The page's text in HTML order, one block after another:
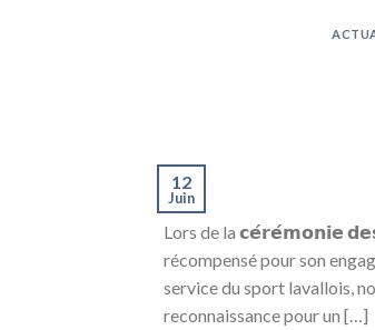
12
Juin
Lors de la 𝗰𝗲́𝗿𝗲́𝗺𝗼𝗻𝗶𝗲
récompensé pour son
service du sport lavallois,
reconnaissance pour un […]